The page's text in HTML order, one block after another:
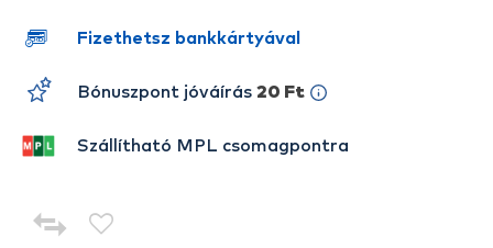
Fizethetsz bankkártyával
Bónuszpont jóváírás 20 Ft
Szállítható MPL csomagpontra